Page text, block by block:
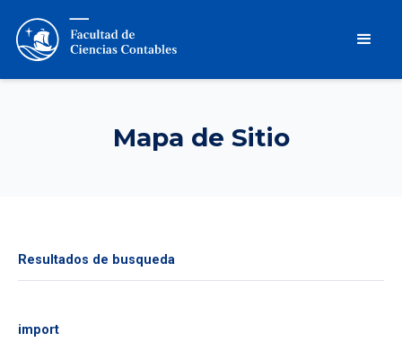
Mapa de Sitio
Resultados de busqueda
import